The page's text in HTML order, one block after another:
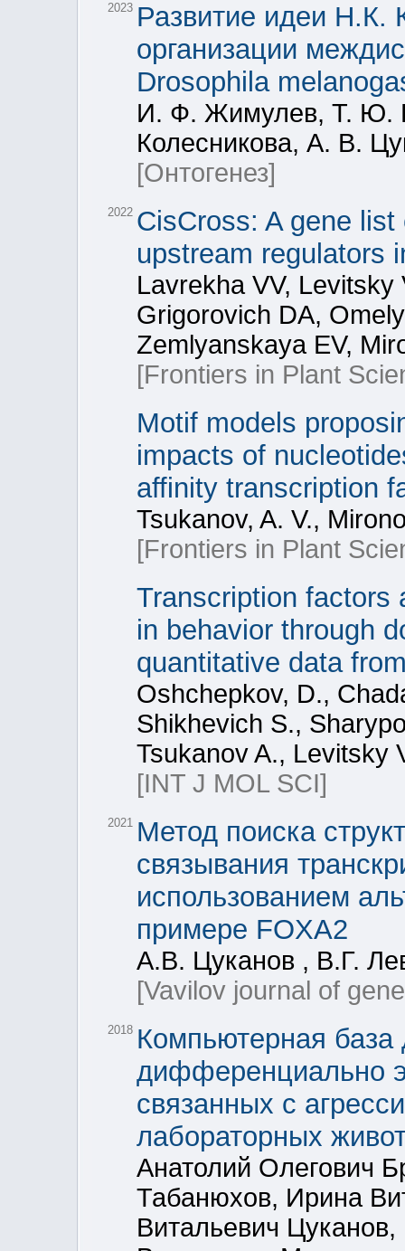
2023 Развитие идеи Н.К.
организации
Drosophila
И. Ф. Жимулев, Т. Ю.
Колесникова, А. В.
[Онтогенез]
2022 CisCross: A gene
upstream regulators
Lavrekha VV, Levitsky
Grigorovich DA,
Zemlyanskaya EV,
[Frontiers in Plant
Motif models
impacts of
affinity transcription
Tsukanov, A. V.,
[Frontiers in Plant
Transcription factors
in behavior through
quantitative data
Oshchepkov, D.,
Shikhevich S.,
Tsukanov A., Levitsky
[INT J MOL SCI]
2021 Метод поиска
связывания
использованием
примере FOXA2
А.В. Цуканов , В.Г.
[Vavilov journal of
2018 Компьютерная
дифференциально
связанных с
лабораторных
Анатолий Олегович
Табанюхов, Ирина
Витальевич